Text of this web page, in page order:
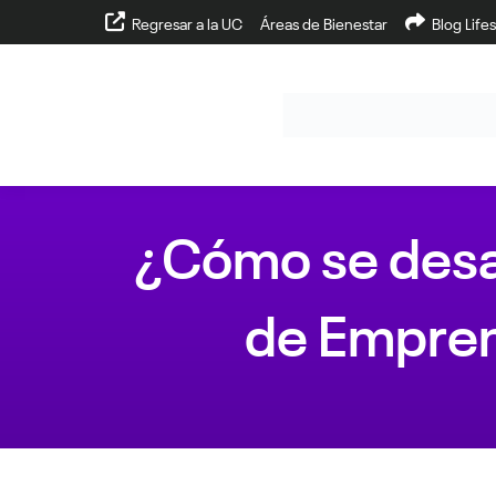
Regresar a la UC Áreas de Bienestar Blog
¿Cómo se
de